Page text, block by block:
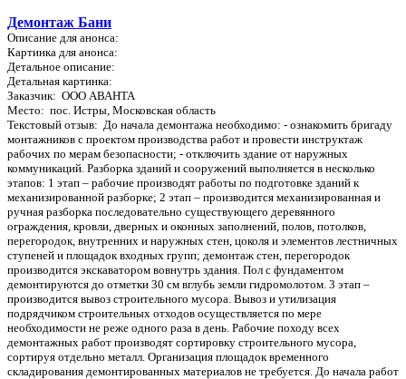
Демонтаж Бани
Описание для анонса:
Картинка для анонса:
Детальное описание:
Детальная картинка:
Заказчик: ООО АВАНТА
Место: пос. Истры, Московская область
Текстовый отзыв: До начала демонтажа необходимо: - ознакомить бригаду
монтажников с проектом производства работ и провести инструктаж
рабочих по мерам безопасности; - отключить здание от наружных
коммуникаций. Разборка зданий и сооружений выполняется в несколько
этапов: 1 этап – рабочие производят работы по подготовке зданий к
механизированной разборке; 2 этап – производится механизированная и
ручная разборка последовательно существующего деревянного
ограждения, кровли, дверных и оконных заполнений, полов, потолков,
перегородок, внутренних и наружных стен, цоколя и элементов лестничных
ступеней и площадок входных групп; демонтаж стен, перегородок
производится экскаватором вовнутрь здания. Пол с фундаментом
демонтируются до отметки 30 см вглубь земли гидромолотом. 3 этап –
производится вывоз строительного мусора. Вывоз и утилизация
подрядчиком строительных отходов осуществляется по мере
необходимости не реже одного раза в день. Рабочие походу всех
демонтажных работ производят сортировку строительного мусора,
сортируя отдельно металл. Организация площадок временного
складирования демонтированных материалов не требуется. До начала работ